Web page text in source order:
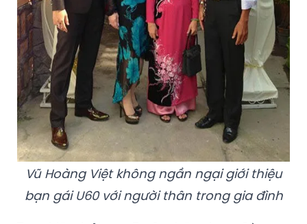
Vũ Hoàng Việt không ngần ngại giới thiệu
bạn gái U60 với người thân trong gia đình